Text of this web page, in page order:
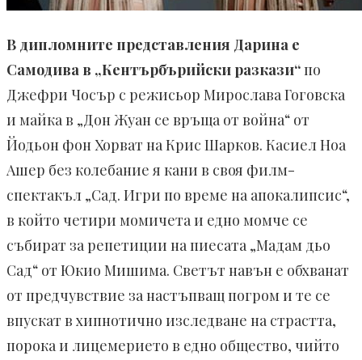
В дипломните представления Дарина е
Самодива в „Кентърбърийски разкази“по
Джефри Чосър с режисьор Мирослава Гоговска
и майка в „Дон Жуан се връща от война“ от
Йодьон фон Хорват на Крис Шарков. Касиел Ноа
Ашер без колебание я кани в своя филм-
спектакъл „Сад. Игри по време на апокалипсис“,
в който четири момичета и едно момче се
събират за репетиции на пиесата „Мадам дьо
Сад“ от Юкио Мишима. Светът навън е обхванат
от предчувствие за настъпващ погром и те се
впускат в хипнотично изследване на страстта,
порока и лицемерието в едно общество, чийто